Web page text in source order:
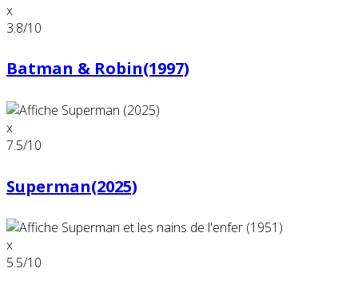
x
3.8/10
Batman & Robin(1997)
x
7.5/10
Superman(2025)
x
5.5/10